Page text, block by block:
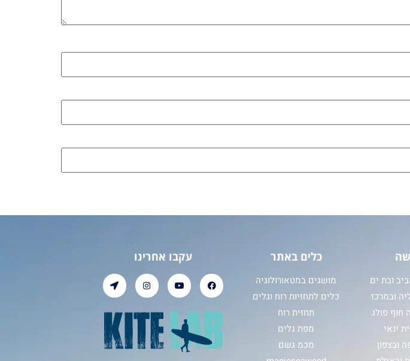
ובת ים
ובמרכז
חוף פולג
ינאי
ובצפון
כלים באתר
מושגים במטאורולוגיה
כלים לתחזיות רוח וגלים
תחזית רוח
מפת גלים
מכמ גשם
עקבו אחרינו